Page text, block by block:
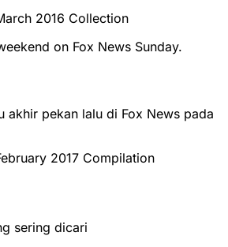
2016 Collection
on Fox News Sunday.
akhir pekan lalu di Fox News pada
2017 Compilation
sering dicari